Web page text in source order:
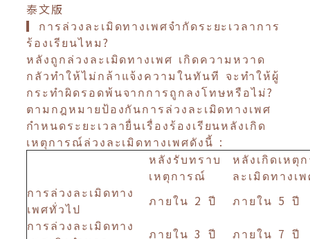
泰文版
▎การล่วงละเมิดทางเพศจำกัดระยะเวลาการ
ร้องเรียนไหม?
หลังถูกล่วงละเมิดทางเพศ เกิดความหวาด
กลัวทำให้ไม่กล้าแจ้งความในทันที จะทำให้ผู้
กระทำผิดรอดพ้นจากการถูกลงโทษหรือไม่?
ตามกฎหมายป้องกันการล่วงละเมิดทางเพศ
กำหนดระยะเวลายื่นเรื่องร้องเรียนหลังเกิด
เหตุการณ์ล่วงละเมิดทางเพศดังนี้ :
หลังรับทราบ
เหตุการณ์
หลังเกิดเหตุ
ละเมิดทางเ
การล่วงละเมิดทาง
เพศทั่วไป
ภายใน 2 ปี
ภายใน 5 ปี
การล่วงละเมิดทาง
ภายใน 3 ปี
ภายใน 7 ปี